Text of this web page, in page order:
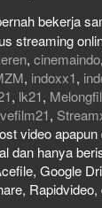
bekerja
streaming
, cinemaindo,
, indoxx1,
, lk21,
,
video apapun
dan hanya
Google
Rapidvideo,